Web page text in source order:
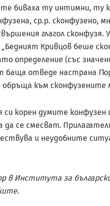
биваха ту интимни, ту
ср.р. сконфузено,
глагол сконфузя.
Кривцов беше
определение (със
баща отведе настрана
обръща към
си корен думите
да се смесват.
и неудобните
в Института за